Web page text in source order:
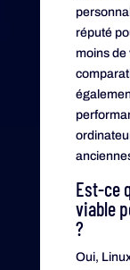
réputé
moins de
Est-ce
viable
?
Oui,